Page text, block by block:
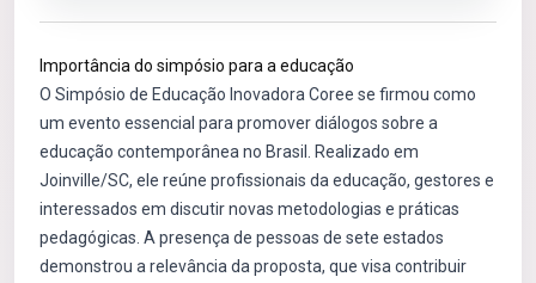
Importância do simpósio para a educação
O Simpósio de Educação Inovadora Coree se firmou como
um evento essencial para promover diálogos sobre a
educação contemporânea no Brasil. Realizado em
Joinville/SC, ele reúne profissionais da educação, gestores e
interessados em discutir novas metodologias e práticas
pedagógicas. A presença de pessoas de sete estados
demonstrou a relevância da proposta, que visa contribuir